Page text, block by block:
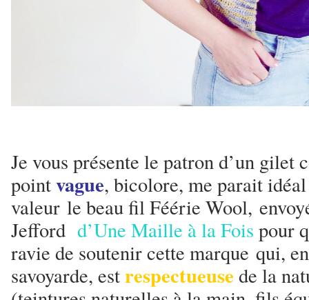
Je vous présente le patron d’un gilet
pointvague, bicolore, me parait
valeur le beau fil Féérie Wool,
Jefford d’Une Maille à la Fois pour
ravie de soutenir cette marque qui,
savoyarde, estrespectueuse de la